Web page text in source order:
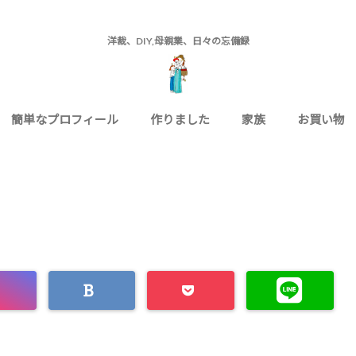
洋裁、DIY,母親業、日々の忘備録
簡単なプロフィール 作りました 家族 お買い物